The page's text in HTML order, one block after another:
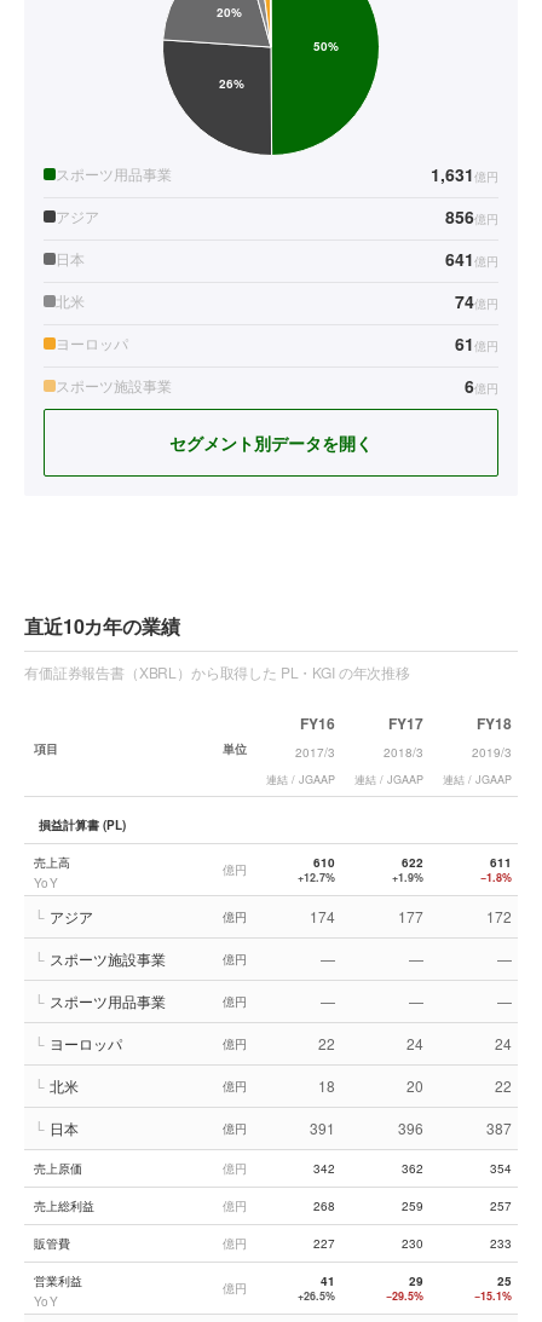
スポーツ用品事業 1,631億円
アジア 856億円
日本 641億円
北米 74億円
ヨーロッパ 61億円
スポーツ施設事業 6億円
セグメント別データを開く
直近10カ年の業績
有価証券報告書（XBRL）から取得した PL・KGI の年次推移
項目 単位
FY16
2017/3
連結 / JGAAP
FY17
2018/3
連結 / JGAAP
FY18
2019/3
連結 / JGAAP
損益計算書 (PL)
売上高
YoY
億円 610
+12.7%
622
+1.9%
611
−1.8%
└ アジア 億円 174 177 172
└ スポーツ施設事業 億円 — — —
└ スポーツ用品事業 億円 — — —
└ ヨーロッパ 億円 22 24 24
└ 北米 億円 18 20 22
└ 日本 億円 391 396 387
売上原価 億円 342 362 354
売上総利益 億円 268 259 257
販管費 億円 227 230 233
営業利益
YoY
億円 41
+26.5%
29
−29.5%
25
−15.1%